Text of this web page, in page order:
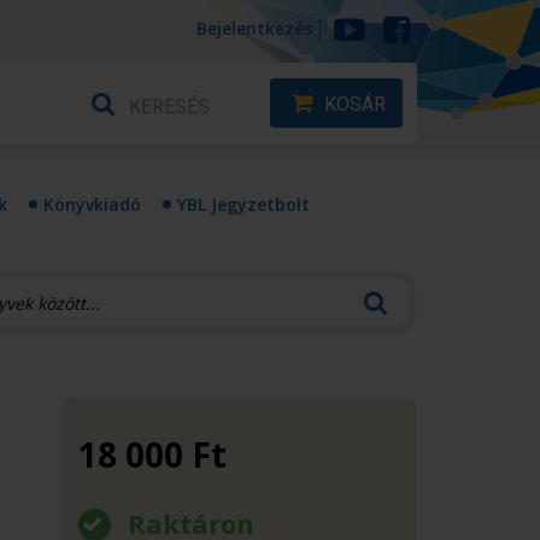
Bejelentkezés
KOSÁR
Könyvkiadó YBL Jegyzetbolt
18 000 Ft
Raktáron